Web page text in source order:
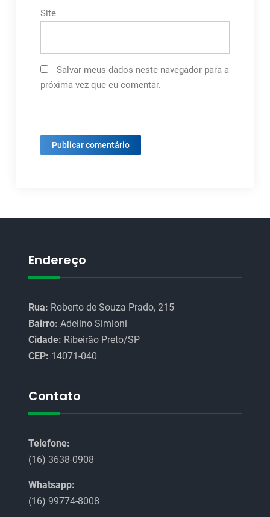
Site
Salvar meus dados neste navegador para a
próxima vez que eu comentar.
Endereço
Rua: Roberto de Souza Prado, 215
Bairro: Adelino Simioni
Cidade: Ribeirão Preto/SP
CEP: 14071-040
Contato
Telefone:
(16) 3638-0908
Whatsapp:
(16) 99774-8008